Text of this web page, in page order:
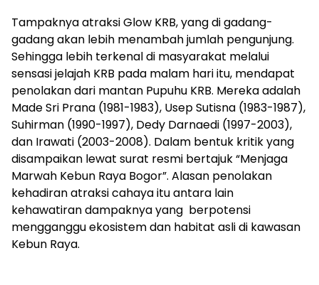
Tampaknya atraksi Glow KRB, yang di gadang-
gadang akan lebih menambah jumlah pengunjung.
Sehingga lebih terkenal di masyarakat melalui
sensasi jelajah KRB pada malam hari itu, mendapat
penolakan dari mantan Pupuhu KRB. Mereka adalah
Made Sri Prana (1981-1983), Usep Sutisna (1983-1987),
Suhirman (1990-1997), Dedy Darnaedi (1997-2003),
dan Irawati (2003-2008). Dalam bentuk kritik yang
disampaikan lewat surat resmi bertajuk “Menjaga
Marwah Kebun Raya Bogor”. Alasan penolakan
kehadiran atraksi cahaya itu antara lain
kehawatiran dampaknya yang berpotensi
mengganggu ekosistem dan habitat asli di kawasan
Kebun Raya.